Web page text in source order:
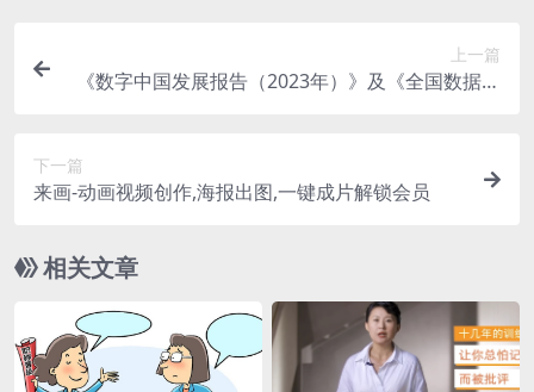
上一篇
《数字中国发展报告（2023年）》及《全国数据资
下一篇
来画-动画视频创作,海报出图,一键成片解锁会员
相关文章